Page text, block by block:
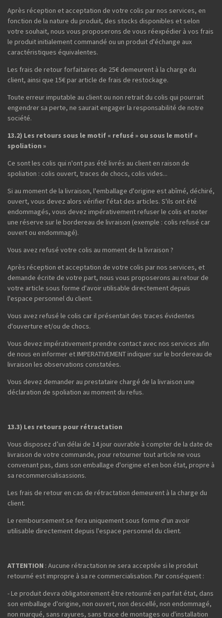
Après réception et acceptation de votre colis par nos services, en
fonction de la nature du produit, des stocks disponibles et selon
votre souhait, nous vous proposerons de vous réexpédier à vos frais
le produit initialement commandé ou un produit d'échange aux
caractéristiques équivalentes.
Les frais de retour forfaitaires de 25€ demeurent à la charge du
client, ainsi que 15€ par article de frais de restockage.
Toute erreur imputable au client ou non retrait du colis qui pourrait
engendrer sa perte, ne saurait engager la responsabilité de notre
société.
13.2) Les retours sous le motif « refusé » ou sous le motif «
spoliation »
Ce sont les colis qui n'ont pas été livrés au client en raison de
spoliation : colis ouvert, traces de chocs, colis vides...
Si au moment de la livraison, l'emballage d'origine est abîmé, déchiré,
ouvert, vous devez alors vérifier l'état des articles. S'ils ont été
endommagés, vous devez impérativement refuser le colis et noter
une réserve sur le bordereau de livraison (exemple : colis refusé car
ouvert ou endommagé).
Vous avez refusé votre colis au moment de la livraison ?
Après réception et acceptation de votre colis par nos services, et
demande écrite de votre part, nous vous proposerons au retour de
votre article sous forme d'avoir utilisable directement depuis
l'espace personnel du client.
Vous avez refusé le colis car il présentait des traces évidentes
d'ouverture et/ou de chocs.
Vous devez impérativement prendre contact avec nos services afin
de nous en informer et IMPERATIVEMENT indiquer sur le bordereau de
livraison les observations constatées.
Vous devez demander au prestataire chargé de la livraison une
déclaration de spoliation au moment du refus.
13.3) Les retours pour rétractation
Vous disposez d’un délai de 14 jour ouvrable à compter de la date de
livraison de votre commande, pour retourner tout article ne vous
convenant pas, dans son emballage d'origine et en bon état, propre à
sa recommercialisassions.
Les frais de retour en cas de rétractation demeurent à la charge du
client.
Le remboursement se fera uniquement sous forme d'un avoir
utilisable directement depuis l'espace personnel du client.
ATTENTION : Aucune rétractation ne sera acceptée si le produit
retourné est impropre à sa re commercialisation. Par conséquent :
- Le produit devra obligatoirement être retourné en parfait état, dans
son emballage d'origine, non ouvert, non descellé, non endommagé,
non marqué, sans rayures, sans trace de montages ou d'installation